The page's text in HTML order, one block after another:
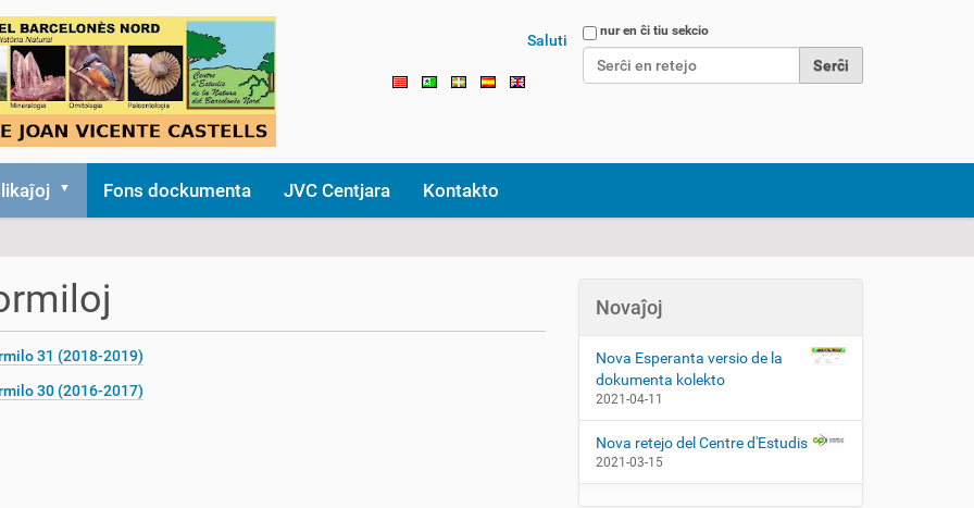
Serĉi en retejo
nur en ĉi tiu sekcio
Saluti
Fons dockumenta JVC Centjara Kontakto
31 (2018-2019)
30 (2016-2017)
Novaĵoj
Nova Esperanta versio de la
dokumenta kolekto
2021-04-11
Nova retejo del Centre d'Estudis
2021-03-15